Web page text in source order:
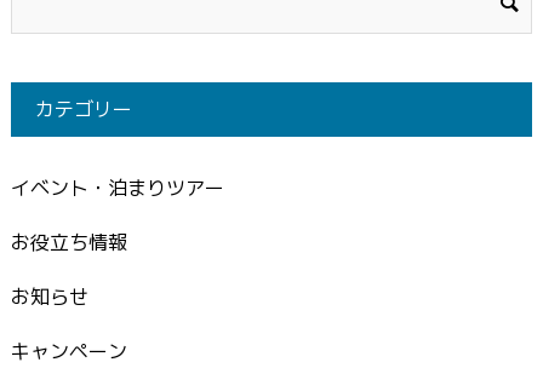
カテゴリー
イベント・泊まりツアー
お役立ち情報
お知らせ
キャンペーン